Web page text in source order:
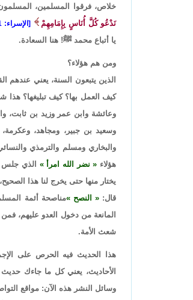
خلاص، فرقوا المسلمين، المسلمون
نَدْعُو كُلَّ أُنَاسٍ بِإِمَامِهِمْ
[الإسراء: 71]
يا أتباع محمد ﷺ! هنا السعادة.
ومن هم هؤلاء؟
الذين يتبعون السنة، يعني عندهم
كيف العمل بها؟ كيف تبليغها؟ هذا
وعائشة وابن عمر وزيد بن ثابت،
وسعيد بن جبير، ومجاهد، وعكرمة،
والبخاري ومسلم والترمذي
هؤلاء
نضر الله امرأ
الذي
يختار منها حتى يخرج لنا هذا
قال:
النصح مناصحة أئمة
المانعة من دخول العدو عليهم،
شعث الأمة.
هذا الحديث فيه الحرص على
الأحاديث، يعني كل ما جاءك
وسائل النشر هذه الآن: مواقع